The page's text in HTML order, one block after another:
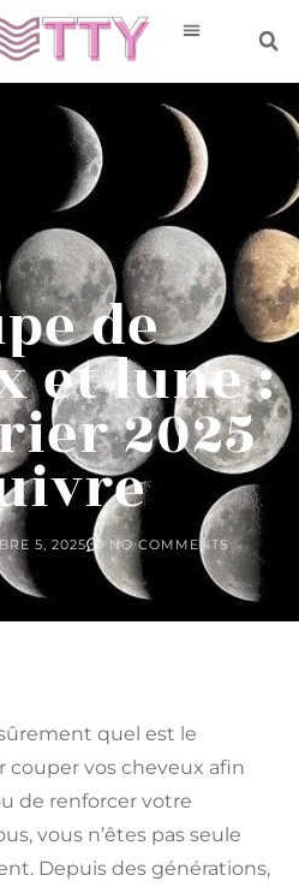
de
et lune :
2025
5, 2025 NO COMMENTS
quel est le
vos cheveux afin
de renforcer votre
vous n’êtes pas seule
Depuis des générations,